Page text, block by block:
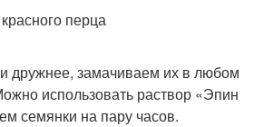
перца
дружнее, замачиваем их в любом
использовать раствор «Эпин
семянки на пару часов.